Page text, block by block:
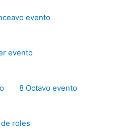
evento
evento
8 Octavo evento
roles